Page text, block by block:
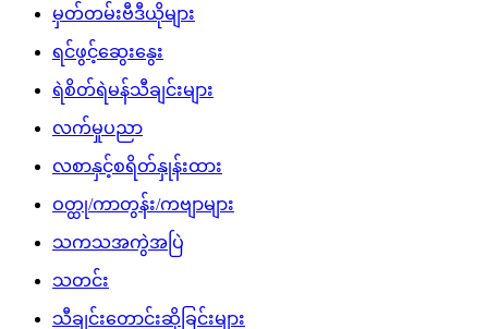
မှတ်တမ်းဗီဒီယိုများ
ရင်ဖွင့်ဆွေးနွေး
ရဲစိတ်ရဲမန်သီချင်းများ
လက်မှုပညာ
လစာနှင့်စရိတ်နှုန်းထား
ဝတ္ထု/ကာတွန်း/ကဗျာများ
သကသအကွဲအပြဲ
သတင်း
သီချင်းတောင်းဆိုခြင်းများ